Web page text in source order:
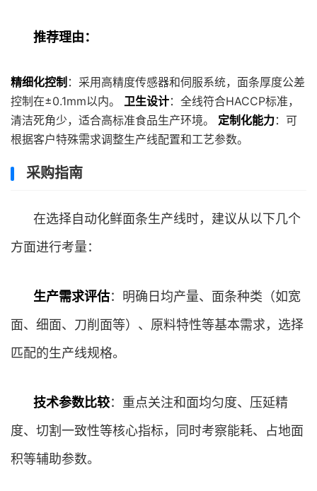
推荐理由：
精细化控制 ：采用高精度传感器和伺服系统，面条厚度公差
控制在±0.1mm以内。 卫生设计：全线符合HACCP标准，
清洁死角少，适合高标准食品生产环境。 定制化能力：可
根据客户特殊需求调整生产线配置和工艺参数。
采购指南
在选择自动化鲜面条生产线时，建议从以下几个
方面进行考量：
生产需求评估：明确日均产量、面条种类（如宽
面、细面、刀削面等）、原料特性等基本需求，选择
匹配的生产线规格。
技术参数比较：重点关注和面均匀度、压延精
度、切割一致性等核心指标，同时考察能耗、占地面
积等辅助参数。